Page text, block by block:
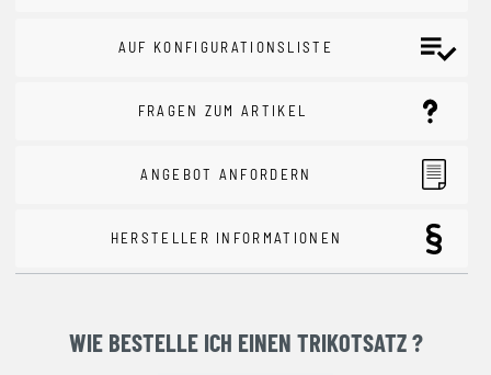
AUF KONFIGURATIONSLISTE
FRAGEN ZUM ARTIKEL
ANGEBOT ANFORDERN
HERSTELLER INFORMATIONEN
WIE BESTELLE ICH EINEN TRIKOTSATZ ?